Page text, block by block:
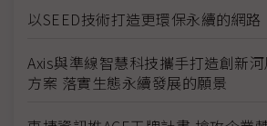
以SEED技術打造更環保永續的網路
Axis與準線智慧科技攜手打造創新
方案 落實生態永續發展的願景